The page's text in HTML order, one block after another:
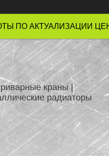
ПО АКТУАЛИЗАЦИИ
краны |
радиаторы